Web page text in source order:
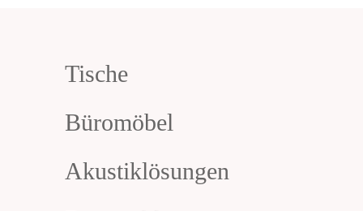
Tische
Büromöbel
Akustiklösungen